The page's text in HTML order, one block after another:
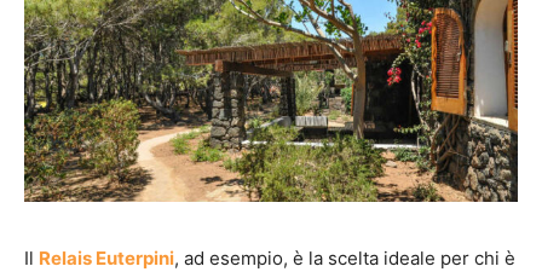
Il Relais Euterpini, ad esempio, è la scelta ideale per chi è